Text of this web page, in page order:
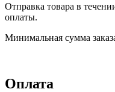
Отправка товара в
оплаты.
Минимальная сумма
Оплата